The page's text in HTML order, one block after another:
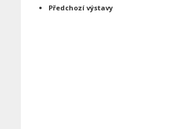
Předchozí výstavy